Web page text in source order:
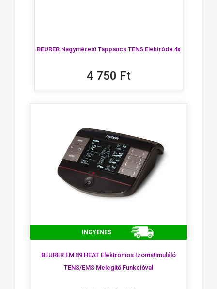
BEURER Nagyméretű Tappancs TENS Elektróda 4x
4 750 Ft
INGYENES
BEURER EM 89 HEAT Elektromos Izomstimuláló
TENS/EMS Melegítő Funkcióval